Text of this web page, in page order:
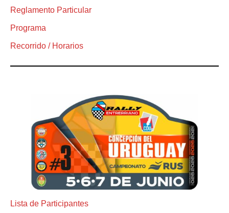
Reglamento Particular
Programa
Recorrido / Horarios
Lista de Participantes